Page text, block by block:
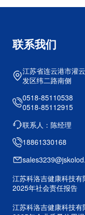
联系我们
江苏省连云港市灌
发区纬二路南侧
0518-85110538
0518-85112915
联系人：陈经理
18861330168
江苏科洛吉健康科技有
2025年社会责任报告
江苏科洛吉健康科技有